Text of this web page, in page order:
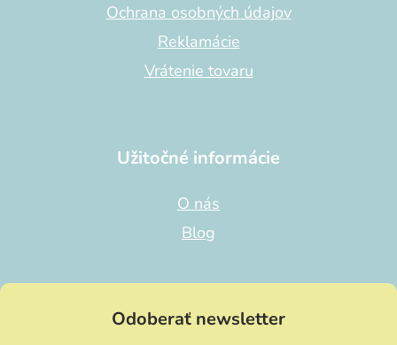
Ochrana osobných údajov
Reklamácie
Vrátenie tovaru
Užitočné informácie
O nás
Blog
Odoberať newsletter